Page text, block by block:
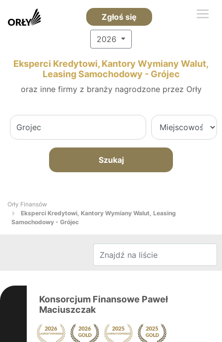
Zgłoś się
2026
Eksperci Kredytowi, Kantory Wymiany Walut,
Leasing Samochodowy - Grójec
oraz inne firmy z branży nagrodzone przez Orły
Szukaj
Orły Finansów
Eksperci Kredytowi, Kantory Wymiany Walut, Leasing
Samochodowy - Grójec
Konsorcjum Finansowe Paweł
Maciuszczak